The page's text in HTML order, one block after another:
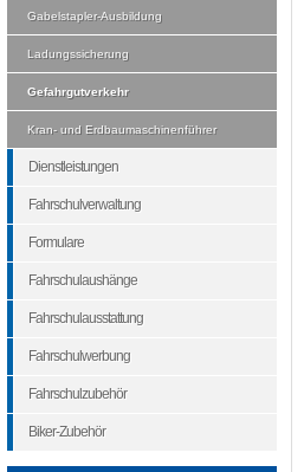
Gabelstapler-Ausbildung
Ladungssicherung
Gefahrgutverkehr
Kran- und Erdbaumaschinenführer
Dienstleistungen
Fahrschulverwaltung
Formulare
Fahrschulaushänge
Fahrschulausstattung
Fahrschulwerbung
Fahrschulzubehör
Biker-Zubehör